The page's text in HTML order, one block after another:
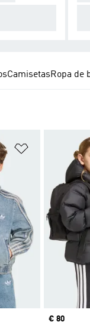
CamisetasRopa de
Añadir a la
Precio
€ 80